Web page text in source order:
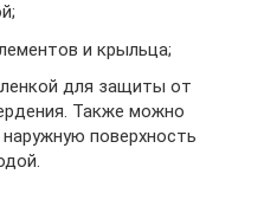
и крыльца;
для защиты от
Также можно
поверхность